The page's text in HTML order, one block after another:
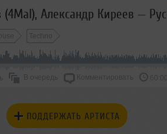
Techno
В очередь Комментировать 60:00
ПОДДЕРЖАТЬ АРТИСТА